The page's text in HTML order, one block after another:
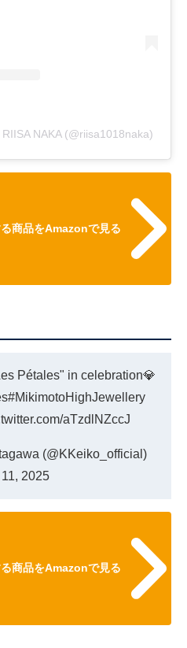
NAKA (@riisa1018naka)
商品をAmazonで見る
Pétales" in celebration💎
#MikimotoHighJewellery
aTzdlNZccJ
(@KKeiko_official)
2025
商品をAmazonで見る